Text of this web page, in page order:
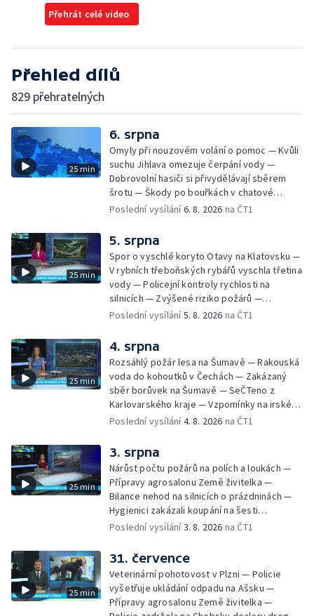
Přehrát celé video
Přehled dílů
829 přehratelných
25 min
6. srpna
Omyly při nouzovém volání o pomoc — Kvůli
suchu Jihlava omezuje čerpání vody —
Dobrovolní hasiči si přivydělávají sběrem
šrotu — Škody po bouřkách v chatové
oblasti — Pátrání po muži na jezeru Most —
parašutistů — Na letní výlety se dá vyrazit
autem, na kole, pěšky nebo třeba vlakem.
Svůj vlastní způsob cestování má ale Pavel
Žůrek z Jarošova na Svitavsku. Po Česku
jezdí v bezmála osmdesát let starém
renovovaném traktoru. Pohybuje se
většinou po okreskách a nocuje — Srážka
zažehnává krizi ve zdravotnictví — Instalace
nové sochy v Mariánských Lázních
Poslední vysílání6. 8. 2026 na ČT1
25 min
5. srpna
Spor o vyschlé koryto Otavy na Klatovsku —
V rybních třeboňských rybářů vyschla třetina
vody — Policejní kontroly rychlosti na
silnicích — Zvýšené riziko požárů —
Zemědělci na Vysočině čekají na déšť —
pro sociálně znevýhodněné — Neobvyklá
nehoda cyklisty v Karlových Varech —
Horské hotely nabízejí kuchařům vyšší platy
— Převoz obřích nádob do plzeňského
pivovaru
Poslední vysílání5. 8. 2026 na ČT1
25 min
4. srpna
Rozsáhlý požár lesa na Šumavě — Rakouská
voda do kohoutků v Čechách — Zakázaný
sběr borůvek na Šumavě — SeČTeno z
Karlovarského kraje — Vzpomínky na irského
hudebníka Glena Hansarda — Tři případy
řidiče za záchranu ženy — Pět let od
tragické železniční nehody v Milavčích —
Čištění Karlova mostu — Cestování za
hvězdnou oblohou
Poslední vysílání4. 8. 2026 na ČT1
25 min
3. srpna
Nárůst počtu požárů na polích a loukách —
Přípravy agrosalonu Země živitelka —
Bilance nehod na silnicích o prázdninách —
Hygienici zakázali koupání na šesti
koupalištích — Vodní záchranáři na Lipně
elektráren — Kvůli suchu vysychají obecní
studny — Péče o seniory jako brigáda —
Desítky uzavírek v Plzni — Pomoc
fanouškům na fesivalech kvůli vedru —
Historie založení Františkových Lázní
Poslední vysílání3. 8. 2026 na ČT1
25 min
31. července
Veterinární pohotovost v Plzni — Policie
vyšetřuje ukládání odpadu na Ašsku —
Přípravy agrosalonu Země živitelka —